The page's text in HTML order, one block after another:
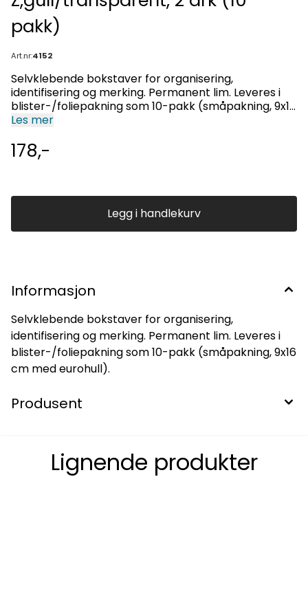
pakk)
Art.nr:4152
Selvklebende bokstaver for organisering,
identifisering og merking. Permanent lim. Leveres i
blister-/foliepakning som 10-pakk (småpakning, 9x16
cm med eurohull).
Les mer
178,-
Legg i handlekurv
Informasjon
Selvklebende bokstaver for organisering,
identifisering og merking. Permanent lim. Leveres i
blister-/foliepakning som 10-pakk (småpakning, 9x16
cm med eurohull).
Produsent
Lignende produkter